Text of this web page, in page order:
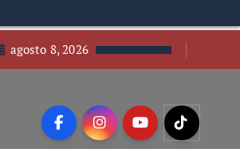
agosto 8, 2026